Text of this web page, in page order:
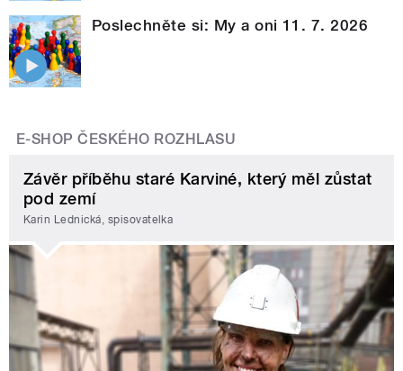
Poslechněte si: My a oni 11. 7. 2026
E-SHOP ČESKÉHO ROZHLASU
Závěr příběhu staré Karviné, který měl zůstat
pod zemí
Karin Lednická, spisovatelka